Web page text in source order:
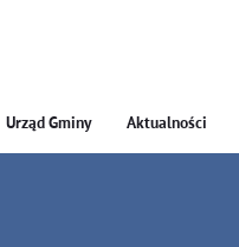
Urząd Gminy Aktualności